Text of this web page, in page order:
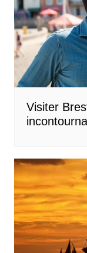
Visiter